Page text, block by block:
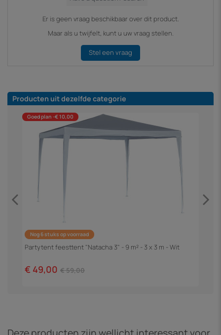
Er is geen vraag beschikbaar over dit product.
Maar als u twijfelt, kunt u uw vraag stellen.
Stel een vraag
Producten uit dezelfde categorie
Goed plan -€ 10,00
Nog 6 stuks op voorraad
Partytent feesttent "Natacha 3" - 9 m² - 3 x 3 m - Wit
€ 49,00 € 59,00